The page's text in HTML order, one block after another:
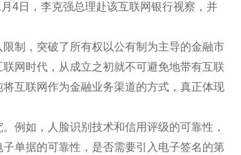
4日，李克强总理赴该互联网银行视察，并
制，突破了所有权以公有制为主导的金融市
网时代，从成立之初就不可避免地带有互联
互联网作为金融业务渠道的方式，真正体现
例如，人脸识别技术和信用评级的可靠性，
单据的可靠性，是否需要引入电子签名的第